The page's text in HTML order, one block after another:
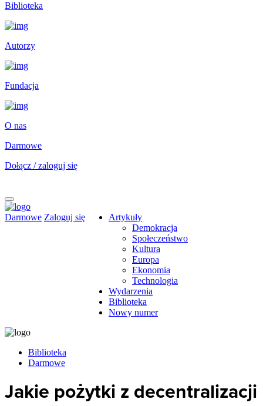
Biblioteka
Autorzy
Fundacja
O nas
Darmowe
Dołącz / zaloguj się
Darmowe Zaloguj się
Artykuły
Demokracja
Społeczeństwo
Kultura
Europa
Ekonomia
Technologia
Wydarzenia
Biblioteka
Nowy numer
Biblioteka
Darmowe
Jakie pożytki z decentralizacji